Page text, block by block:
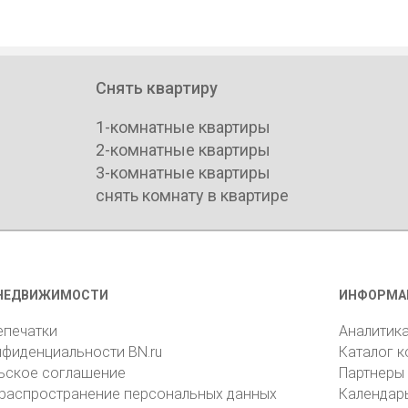
Снять квартиру
1-комнатные квартиры
2-комнатные квартиры
3-комнатные квартиры
снять комнату в квартире
BN.ru
соглашение
персональных данных
Каталог
Партнеры